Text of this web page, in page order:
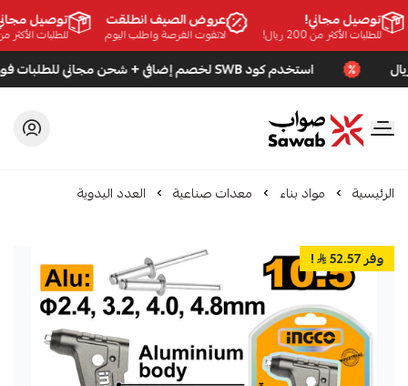
توصيل مجاني!
للطلبات الأكثر من 200 ريال!
عروض الصيف انطلقت
لاتفوت الفرصة واطلب اليوم
توصيل مجاني!
للطلبات الأكثر من 200 ريال!
استخدم كود SWB لخصم إضافي + شحن مجاني للطلبات فوق 200 ريال
صواب
الرئيسية مواد بناء معدات صناعية العدد اليدوية
وفر 52.57 !